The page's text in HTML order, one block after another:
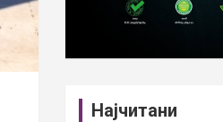
Најчитани